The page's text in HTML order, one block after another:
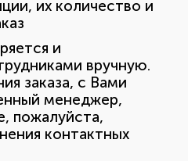
их количество и
и
вручную.
заказа, с Вами
менеджер,
пожалуйста,
контактных